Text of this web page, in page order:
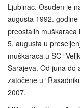
Ljubinac. Osuđen je
augusta 1992.
preostalih muškaraca
5. augusta u
muškaraca u SC
Sarajeva. Od juna do
zatočene u
2007.